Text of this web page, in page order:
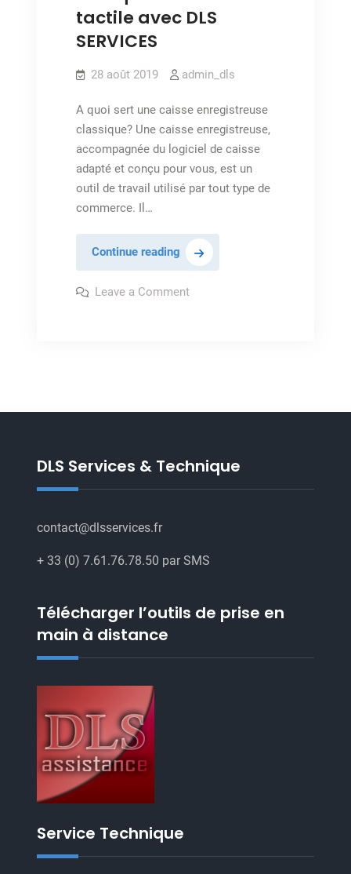
tactile avec DLS
SERVICES
28 août 2019 admin_dls
A quoi sert une caisse enregistreuse
classique? Une caisse enregistreuse,
accompagnée du logiciel de caisse
adapté et conçu pour vous, est un
outil de travail utilisé par tout type de
commerce. Il…
Continue readingPourquoi
une
caisse
Leave a Commenton
DLS Services & Technique
contact@dlsservices.fr
+ 33 (0) 7.61.76.78.50 par SMS
Télécharger l’outils de prise en
main à distance
Service Technique